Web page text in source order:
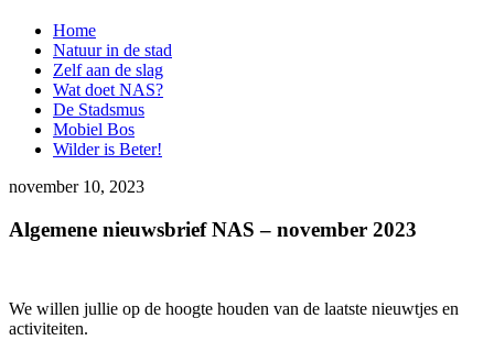
Home
Natuur in de stad
Zelf aan de slag
Wat doet NAS?
De Stadsmus
Mobiel Bos
Wilder is Beter!
november 10, 2023
Algemene nieuwsbrief NAS – november 2023
We willen jullie op de hoogte houden van de laatste nieuwtjes en
activiteiten.